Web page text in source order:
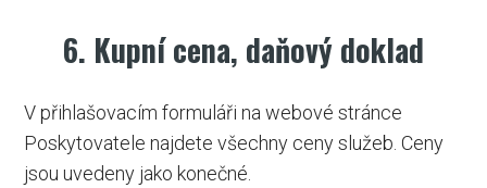
6. Kupní cena, daňový doklad
V přihlašovacím formuláři na webové stránce
Poskytovatele najdete všechny ceny služeb. Ceny
jsou uvedeny jako konečné.